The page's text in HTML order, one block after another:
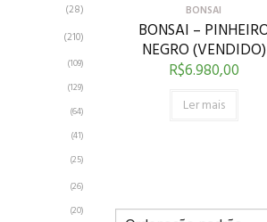
BONSAI
BONSAI –
NEGRO (VENDIDO)
R$6.980,00
Ler mais
(28)
(210)
(109)
(129)
(64)
(41)
(25)
(26)
(20)